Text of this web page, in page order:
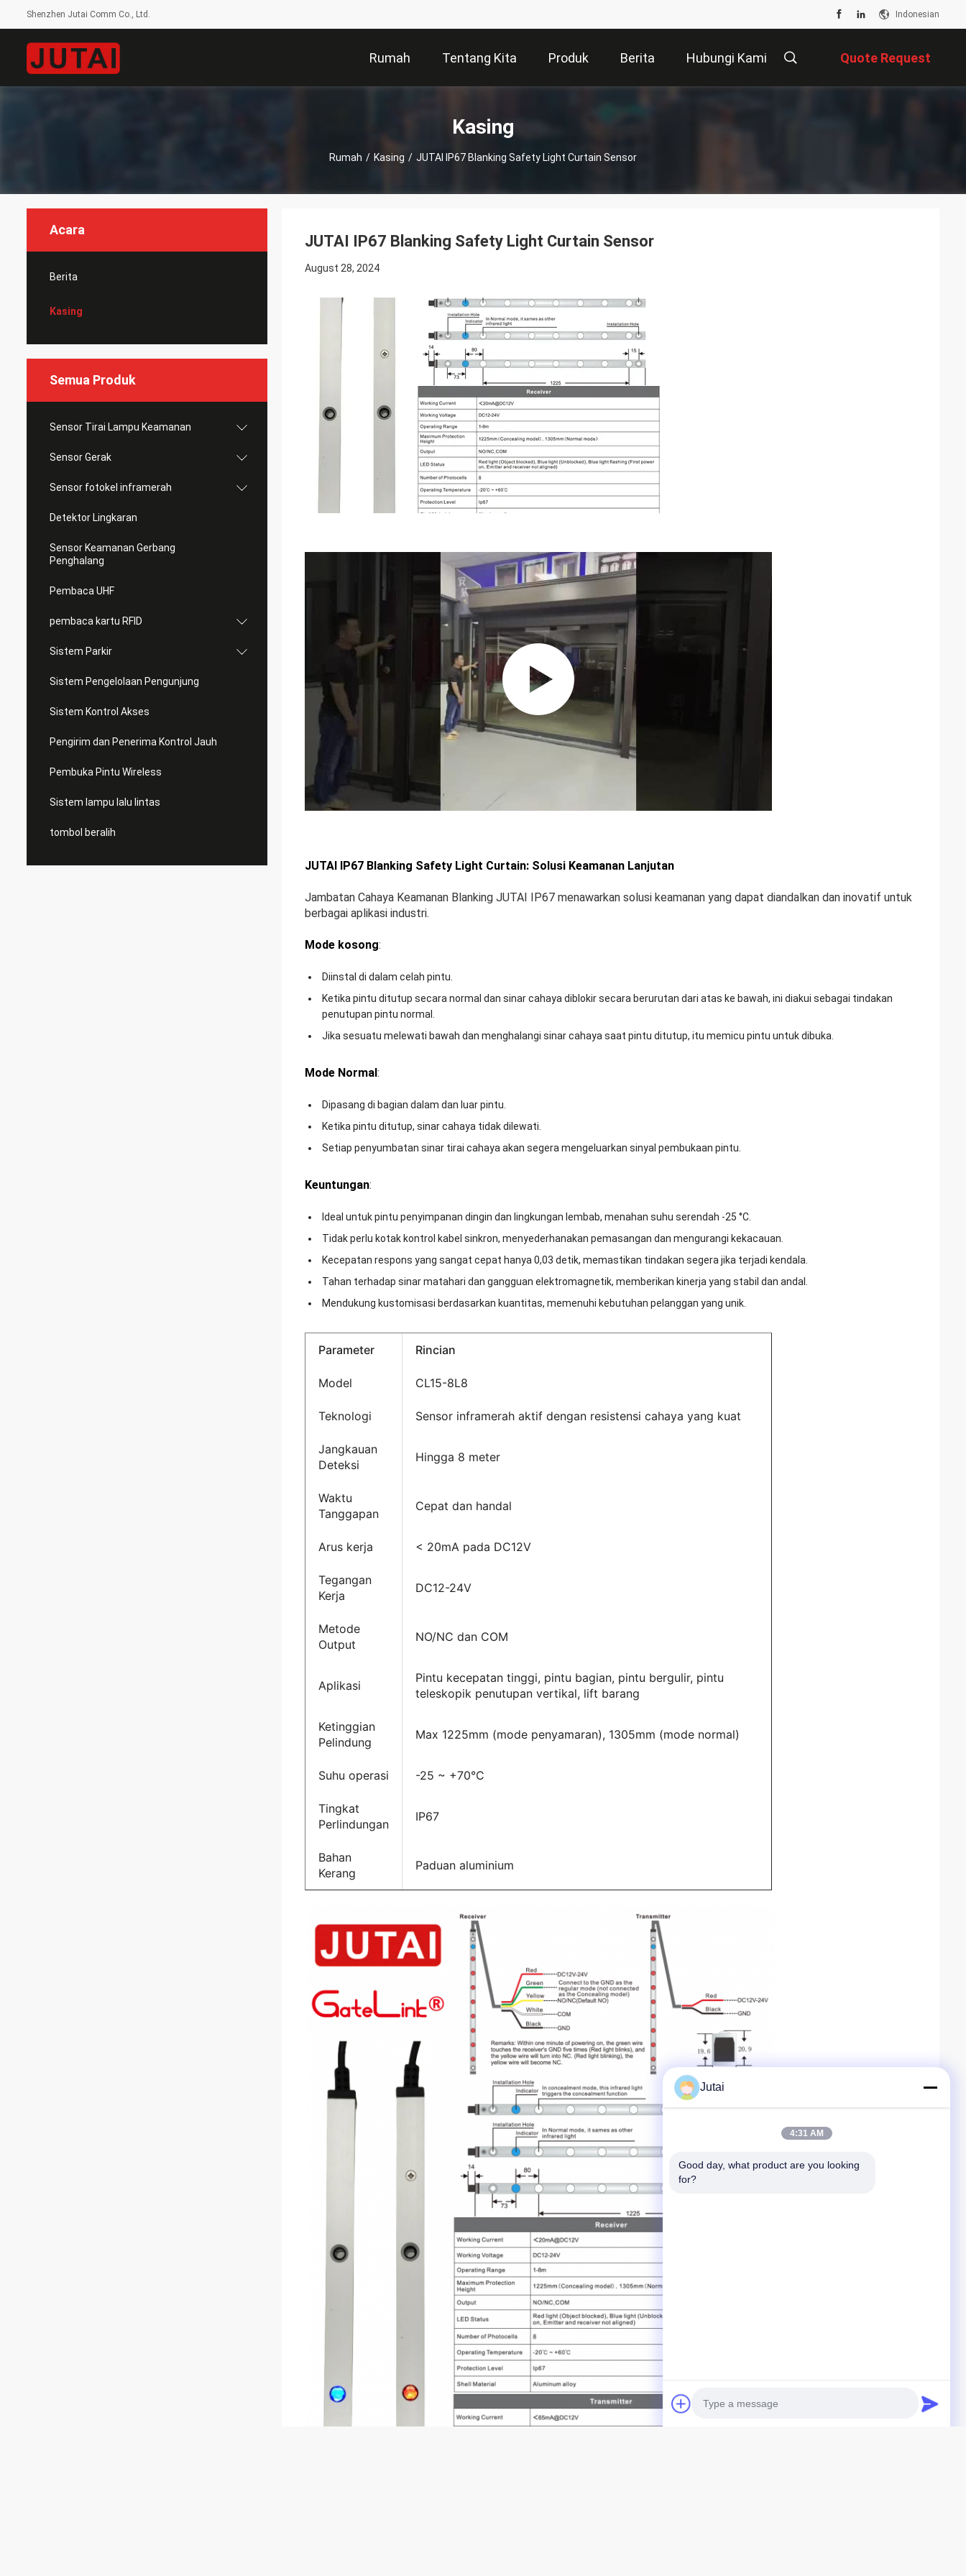
Shenzhen Jutai Comm Co., Ltd. Indonesian
Rumah Tentang Kita Produk Berita Hubungi Kami Quote Request
Kasing
Rumah / Kasing / JUTAI IP67 Blanking Safety Light Curtain Sensor
Acara
Berita
Kasing
Semua Produk
Sensor Tirai Lampu Keamanan
Sensor Gerak
Sensor fotokel inframerah
Detektor Lingkaran
Sensor Keamanan Gerbang
Penghalang
Pembaca UHF
pembaca kartu RFID
Sistem Parkir
Sistem Pengelolaan Pengunjung
Sistem Kontrol Akses
Pengirim dan Penerima Kontrol Jauh
Pembuka Pintu Wireless
Sistem lampu lalu lintas
tombol beralih
JUTAI IP67 Blanking Safety Light Curtain Sensor
August 28, 2024
JUTAI IP67 Blanking Safety Light Curtain: Solusi Keamanan Lanjutan
Jambatan Cahaya Keamanan Blanking JUTAI IP67 menawarkan solusi keamanan yang dapat diandalkan dan inovatif untuk
berbagai aplikasi industri.
Mode kosong:
Diinstal di dalam celah pintu.
Ketika pintu ditutup secara normal dan sinar cahaya diblokir secara berurutan dari atas ke bawah, ini diakui sebagai tindakan
penutupan pintu normal.
Jika sesuatu melewati bawah dan menghalangi sinar cahaya saat pintu ditutup, itu memicu pintu untuk dibuka.
Mode Normal:
Dipasang di bagian dalam dan luar pintu.
Ketika pintu ditutup, sinar cahaya tidak dilewati.
Setiap penyumbatan sinar tirai cahaya akan segera mengeluarkan sinyal pembukaan pintu.
Keuntungan:
Ideal untuk pintu penyimpanan dingin dan lingkungan lembab, menahan suhu serendah -25 °C.
Tidak perlu kotak kontrol kabel sinkron, menyederhanakan pemasangan dan mengurangi kekacauan.
Kecepatan respons yang sangat cepat hanya 0,03 detik, memastikan tindakan segera jika terjadi kendala.
Tahan terhadap sinar matahari dan gangguan elektromagnetik, memberikan kinerja yang stabil dan andal.
Mendukung kustomisasi berdasarkan kuantitas, memenuhi kebutuhan pelanggan yang unik.
Parameter Rincian
Model CL15-8L8
Teknologi Sensor inframerah aktif dengan resistensi cahaya yang kuat
Jangkauan
Deteksi
Hingga 8 meter
Waktu
Tanggapan
Cepat dan handal
Arus kerja < 20mA pada DC12V
Tegangan
Kerja
DC12-24V
Metode
Output
NO/NC dan COM
Aplikasi
Pintu kecepatan tinggi, pintu bagian, pintu bergulir, pintu
teleskopik penutupan vertikal, lift barang
Ketinggian
Pelindung
Max 1225mm (mode penyamaran), 1305mm (mode normal)
Suhu operasi -25 ~ +70°C
Tingkat
Perlindungan
IP67
Bahan
Kerang
Paduan aluminium
Jutai
4:31 AM
Good day, what product are you looking
for?